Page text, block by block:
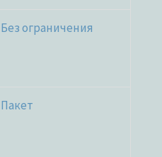
Без ограничения
Пакет